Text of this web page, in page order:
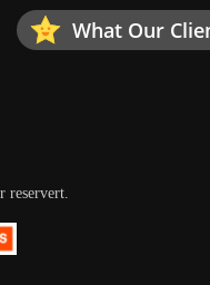
What Our
reservert.